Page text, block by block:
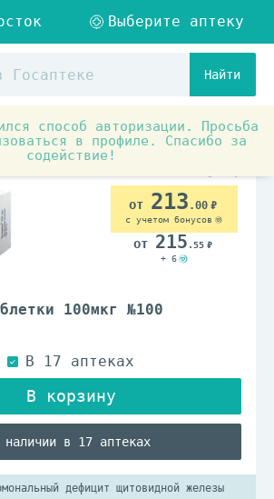
Найти
способ авторизации. Просьба
в профиле. Спасибо за
содействие!
Препараты при заболеваниях
100мкг №100
наличии в 17 аптеках
213 .00
с учетом бонусов
215 .55
+ 6
дефицит щитовидной железы